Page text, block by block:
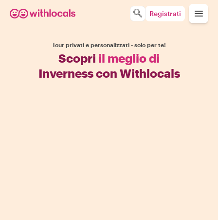
Registrati
Tour privati e personalizzati - solo per te!
Scopri il meglio di
Inverness con Withlocals